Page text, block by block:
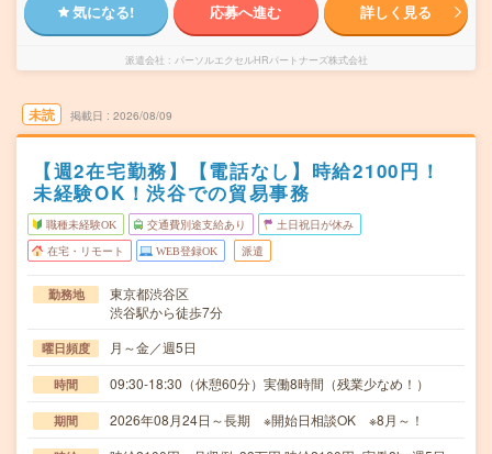
気になる! 応募へ進む 詳しく見る
派遣会社 パーソルエクセルHRパートナーズ株式会社
未読 掲載日 2026/08/09
【週2在宅勤務】【電話なし】時給2100円！
未経験OK！渋谷での貿易事務
職種未経験OK 交通費別途支給あり 土日祝日が休み
在宅・リモート WEB登録OK 派遣
勤務地
東京都渋谷区
渋谷駅から徒歩7分
曜日頻度 月～金／週5日
時間 09:30-18:30（休憩60分）実働8時間（残業少なめ！）
期間 2026年08月24日～長期 ※開始日相談OK ※8月～！